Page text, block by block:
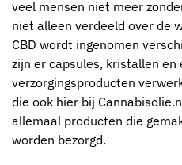
veel mensen niet meer
niet alleen verdeeld over de
CBD wordt ingenomen
zijn er capsules, kristallen en
verzorgingsproducten
die ook hier bij
allemaal producten die
worden bezorgd.